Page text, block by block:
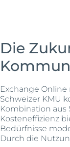
Die
Exchange
Schweizer KMU
Kombination aus
Kosteneffizienz
Bedürfnisse
Durch die